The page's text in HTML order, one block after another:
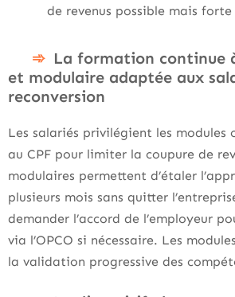
de revenus possible mais
La formation continue
et modulaire adaptée aux
reconversion
Les salariés privilégient les modules
au CPF pour limiter la coupure de
modulaires permettent d’étaler
plusieurs mois sans quitter
demander l’accord de l’employeur
via l’OPCO si nécessaire. Les
la validation progressive des